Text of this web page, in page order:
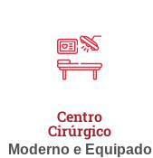
Centro
Cirúrgico
Moderno e Equipado